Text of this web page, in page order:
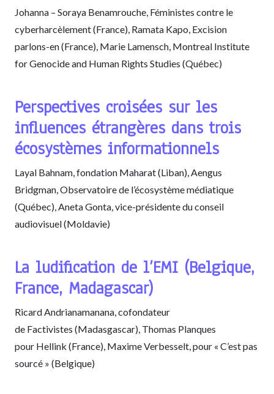
Johanna – Soraya Benamrouche, Féministes contre le
cyberharcèlement (France), Ramata Kapo, Excision
parlons-en (France), Marie Lamensch, Montreal Institute
for Genocide and Human Rights Studies (Québec)
Perspectives croisées sur les
influences étrangères dans trois
écosystèmes informationnels
Layal Bahnam, fondation Maharat (Liban), Aengus
Bridgman, Observatoire de l’écosystème médiatique
(Québec), Aneta Gonta, vice-présidente du conseil
audiovisuel (Moldavie)
La ludification de l’EMI (Belgique,
France, Madagascar)
Ricard Andrianamanana, cofondateur
de Factivistes (Madasgascar), Thomas Planques
pour Hellink (France), Maxime Verbesselt, pour « C’est pas
sourcé » (Belgique)